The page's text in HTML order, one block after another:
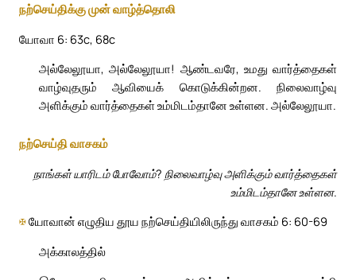
நற்செய்திக்கு முன் வாழ்த்தொலி
யோவா 6: 63c, 68c
அல்லேலூயா, அல்லேலூயா! ஆண்டவரே, உமது வார்த்தைகள்
வாழ்வுதரும் ஆவியைக் கொடுக்கின்றன. நிலைவாழ்வு
அளிக்கும் வார்த்தைகள் உம்மிடம்தானே உள்ளன. அல்லேலூயா.
நற்செய்தி வாசகம்
நாங்கள் யாரிடம் போவோம்? நிலைவாழ்வு அளிக்கும் வார்த்தைகள்
உம்மிடம்தானே உள்ளன.
✠யோவான் எழுதிய தூய நற்செய்தியிலிருந்து வாசகம் 6: 60-69
அக்காலத்தில்